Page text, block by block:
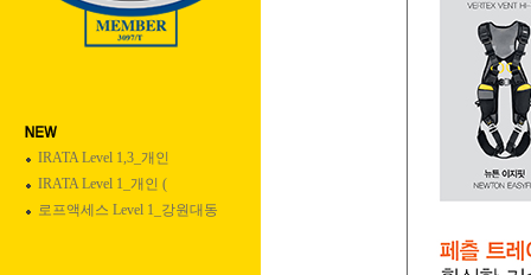
IRATA Level 1,3_개인
IRATA Level 1_개인 (
로프액세스 Level 1_강원대동